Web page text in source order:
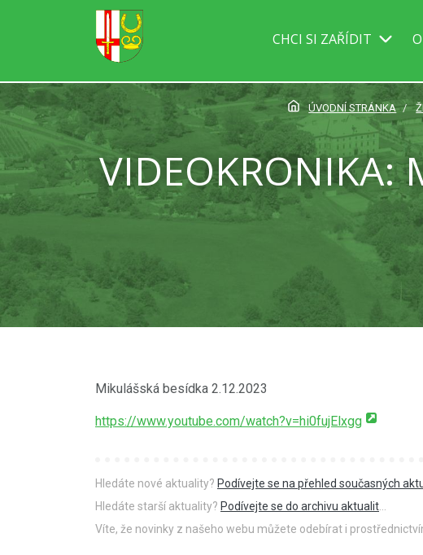
CHCI SI ZAŘÍDIT
ÚVODNÍ STRÁNKA
VIDEOKRONIKA:
Mikulášská besídka 2.12.2023
https://www.youtube.com/watch?v=hi0fujElxgg
Hledáte nové aktuality? Podívejte se na přehled současných
Hledáte starší aktuality? Podívejte se do archivu aktualit
Víte, že novinky z našeho webu můžete odebírat i